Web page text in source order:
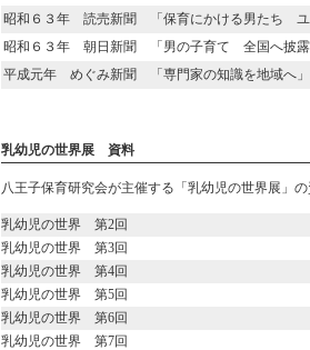
昭和６３年 読売新聞 「保育にかける男たち ユ
昭和６３年 朝日新聞 「男の子育て 全国へ披
平成元年 めぐみ新聞 「専門家の知識を地域へ」
乳幼児の世界展 資料
八王子保育研究会が主催する「乳幼児の世界展」
乳幼児の世界 第2回
乳幼児の世界 第3回
乳幼児の世界 第4回
乳幼児の世界 第5回
乳幼児の世界 第6回
乳幼児の世界 第7回